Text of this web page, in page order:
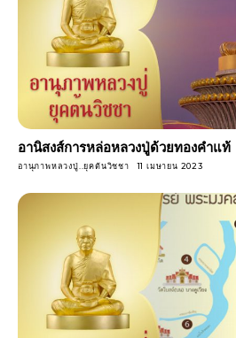
อานิสงส์การหล่อหลวงปู่ด้วยทองคำแท้
อานุภาพหลวงปู่..ยุคต้นวิชชา 11 เมษายน 2023